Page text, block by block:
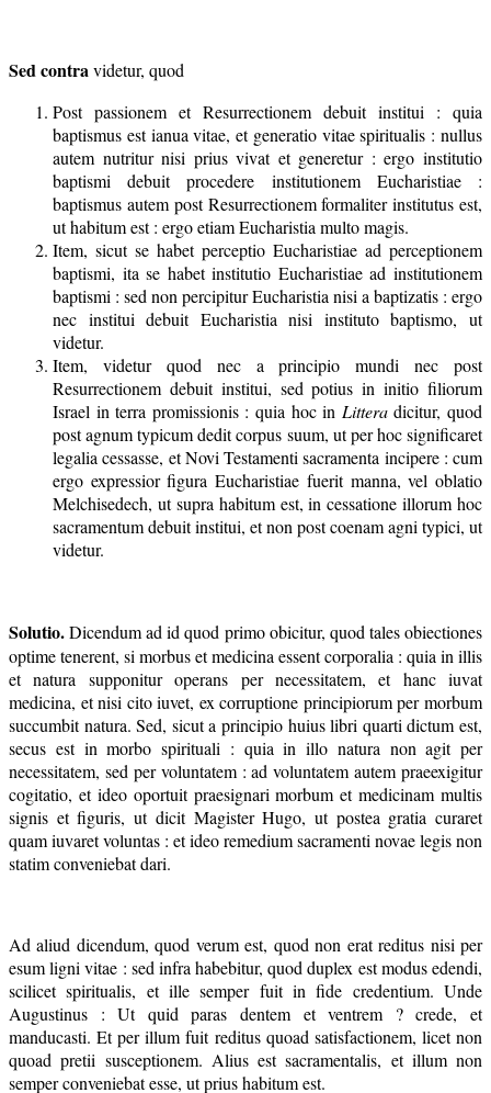
Sed contravidetur, quod
Post passionem et Resurrectionem debuit institui : quia
baptismus est ianua vitae, et generatio vitae spiritualis : nullus
autem nutritur nisi prius vivat et generetur : ergo institutio
baptismi debuit procedere institutionem Eucharistiae :
baptismus autem post Resurrectionem formaliter institutus est,
ut habitum est : ergo etiam Eucharistia multo magis.
Item, sicut se habet perceptio Eucharistiae ad perceptionem
baptismi, ita se habet institutio Eucharistiae ad institutionem
baptismi : sed non percipitur Eucharistia nisi a baptizatis : ergo
nec institui debuit Eucharistia nisi instituto baptismo, ut
videtur.
Item, videtur quod nec a principio mundi nec post
Resurrectionem debuit institui, sed potius in initio filiorum
Israel in terra promissionis : quia hoc in Litteradicitur, quod
post agnum typicum dedit corpus suum, ut per hoc significaret
legalia cessasse, et Novi Testamenti sacramenta incipere : cum
ergo expressior figura Eucharistiae fuerit manna, vel oblatio
Melchisedech, ut supra habitum est, in cessatione illorum hoc
sacramentum debuit institui, et non post coenam agni typici, ut
videtur.
Solutio.Dicendum ad id quod primo obicitur, quod tales obiectiones
optime tenerent, si morbus et medicina essent corporalia : quia in illis
et natura supponitur operans per necessitatem, et hanc iuvat
medicina, et nisi cito iuvet, ex corruptione principiorum per morbum
succumbit natura. Sed, sicut a principio huius libri quarti dictum est,
secus est in morbo spirituali : quia in illo natura non agit per
necessitatem, sed per voluntatem : ad voluntatem autem praeexigitur
cogitatio, et ideo oportuit praesignari morbum et medicinam multis
signis et figuris, ut dicit Magister Hugo, ut postea gratia curaret
quam iuvaret voluntas : et ideo remedium sacramenti novae legis non
statim conveniebat dari.
Ad aliud dicendum, quod verum est, quod non erat reditus nisi per
esum ligni vitae : sed infra habebitur, quod duplex est modus edendi,
scilicet spiritualis, et ille semper fuit in fide credentium. Unde
Augustinus : Ut quid paras dentem et ventrem ? crede, et
manducasti. Et per illum fuit reditus quoad satisfactionem, licet non
quoad pretii susceptionem. Alius est sacramentalis, et illum non
semper conveniebat esse, ut prius habitum est.